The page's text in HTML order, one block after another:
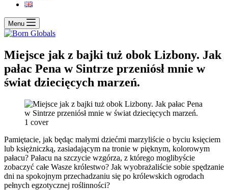
Menu
Miejsce jak z bajki tuż obok Lizbony. Jak
pałac Pena w Sintrze przeniósł mnie w
świat dziecięcych marzeń.
Pamiętacie, jak będąc małymi dziećmi marzyliście o byciu księciem
lub księżniczką, zasiadającym na tronie w pięknym, kolorowym
pałacu? Pałacu na szczycie wzgórza, z którego moglibyście
zobaczyć całe Wasze królestwo? Jak wyobrażaliście sobie spędzanie
dni na spokojnym przechadzaniu się po królewskich ogrodach
pełnych egzotycznej roślinności?